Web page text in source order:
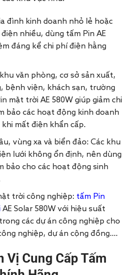
đình kinh doanh nhỏ lẻ hoặc
nhiều, dùng tấm Pin AE
đáng kể chi phí điện hằng
văn phòng, cơ sở sản xuất,
bệnh viện, khách sạn, trường
mặt trời AE580W giúp giảm chi
bảo các hoạt động kinh doanh
mất điện khẩn cấp.
vùng xa và biển đảo: Các khu
lưới không ổn định, nên dùng
bảo cho các hoạt động sinh
trời công nghiệp: tấm Pin
AE Solar 580W với hiệu suất
các dự án công nghiệp cho
nghiệp, dự án cộng đồng….
Vị Cung Cấp Tấm